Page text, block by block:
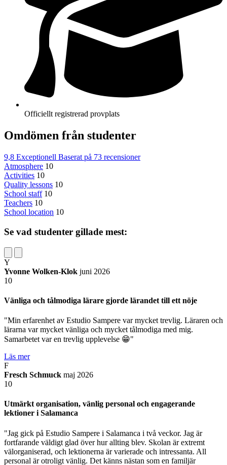
Officiellt registrerad provplats
Omdömen från studenter
9,8 Exceptionell Baserat på 73 recensioner
Atmosphere 10
Activities 10
Quality lessons 10
School staff 10
Teachers 10
School location 10
Se vad studenter gillade mest:
Y
Yvonne Wolken-Klok juni 2026
10
Vänliga och tålmodiga lärare gjorde lärandet till ett nöje
"Min erfarenhet av Estudio Sampere var mycket trevlig. Läraren och
lärarna var mycket vänliga och mycket tålmodiga med mig.
Samarbetet var en trevlig upplevelse 😁"
Läs mer
F
Fresch Schmuck maj 2026
10
Utmärkt organisation, vänlig personal och engagerande
lektioner i Salamanca
"Jag gick på Estudio Sampere i Salamanca i två veckor. Jag är
fortfarande väldigt glad över hur allting blev. Skolan är extremt
välorganiserad, och lektionerna är varierade och intressanta. All
personal är otroligt vänlig. Det känns nästan som en familjär